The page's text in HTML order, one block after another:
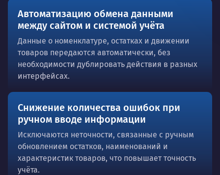
Автоматизацию обмена данными
между сайтом и системой учёта
Данные о номенклатуре, остатках и движении
товаров передаются автоматически, без
необходимости дублировать действия в разных
интерфейсах.
Снижение количества ошибок при
ручном вводе информации
Исключаются неточности, связанные с ручным
обновлением остатков, наименований и
характеристик товаров, что повышает точность
учёта.